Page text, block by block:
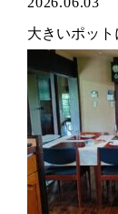
大きいポッ